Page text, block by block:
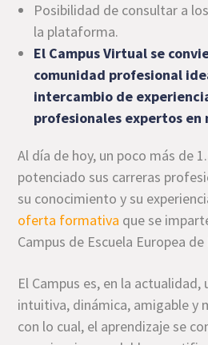
Posibilidad de consultar a
la plataforma.
El Campus Virtual se
comunidad profesional
intercambio de
profesionales expertos en
Al día de hoy, un poco más de
potenciado sus carreras
su conocimiento y su
oferta formativa que se
Campus de Escuela Europea de
El Campus es, en la
intuitiva, dinámica, amigable y
con lo cual, el aprendizaje se